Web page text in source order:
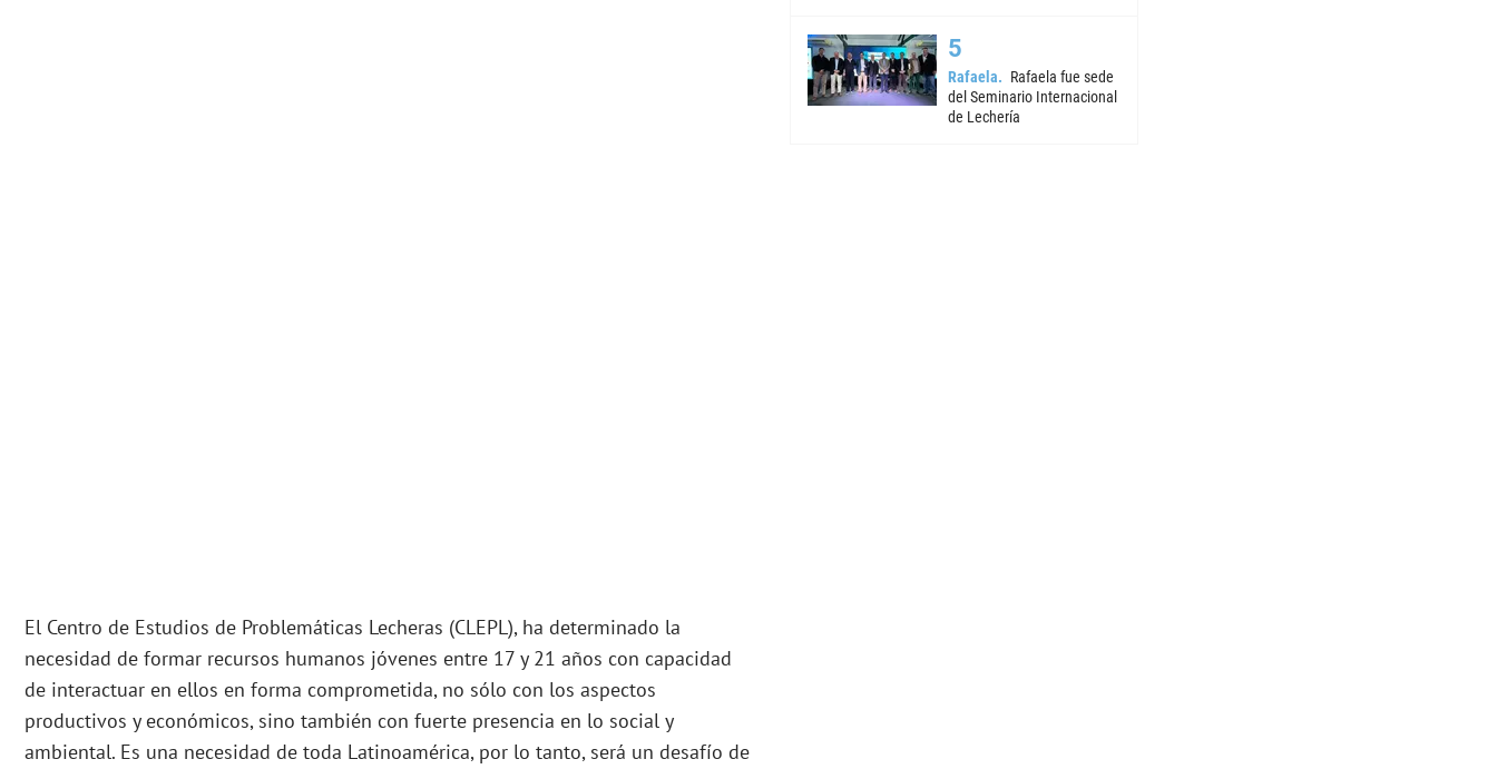
El Centro de Estudios de Problemáticas Lecheras (CLEPL), ha determinado la
necesidad de formar recursos humanos jóvenes entre 17 y 21 años con capacidad
de interactuar en ellos en forma comprometida, no sólo con los aspectos
productivos y económicos, sino también con fuerte presencia en lo social y
ambiental. Es una necesidad de toda Latinoamérica, por lo tanto, será un desafío de
Rafaela
Rafaela fue sede
del Seminario Internacional
de Lechería